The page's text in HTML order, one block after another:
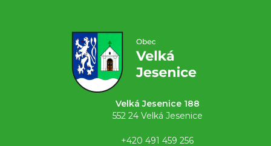
Velká Jesenice 188
552 24 Velká Jesenice
+420 491 459 256